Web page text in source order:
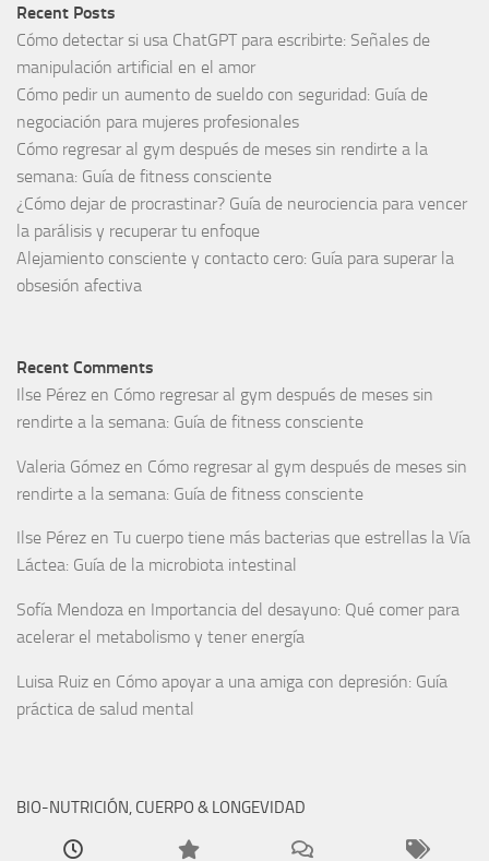
Recent Posts
Cómo detectar si usa ChatGPT para escribirte: Señales de
manipulación artificial en el amor
Cómo pedir un aumento de sueldo con seguridad: Guía de
negociación para mujeres profesionales
Cómo regresar al gym después de meses sin rendirte a la
semana: Guía de fitness consciente
¿Cómo dejar de procrastinar? Guía de neurociencia para vencer
la parálisis y recuperar tu enfoque
Alejamiento consciente y contacto cero: Guía para superar la
obsesión afectiva
Recent Comments
Ilse Pérez en Cómo regresar al gym después de meses sin
rendirte a la semana: Guía de fitness consciente
Valeria Gómez en Cómo regresar al gym después de meses sin
rendirte a la semana: Guía de fitness consciente
Ilse Pérez en Tu cuerpo tiene más bacterias que estrellas la Vía
Láctea: Guía de la microbiota intestinal
Sofía Mendoza en Importancia del desayuno: Qué comer para
acelerar el metabolismo y tener energía
Luisa Ruiz en Cómo apoyar a una amiga con depresión: Guía
práctica de salud mental
BIO-NUTRICIÓN, CUERPO & LONGEVIDAD